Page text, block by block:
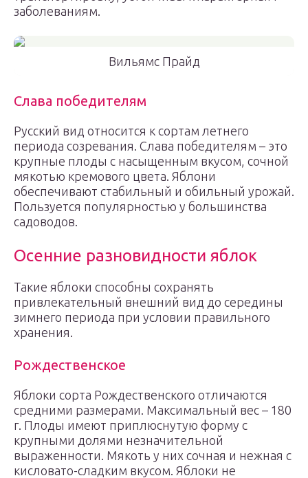
заболеваниям.
Вильямс Прайд
Слава победителям
Русский вид относится к сортам летнего
периода созревания. Слава победителям – это
крупные плоды с насыщенным вкусом, сочной
мякотью кремового цвета. Яблони
обеспечивают стабильный и обильный урожай.
Пользуется популярностью у большинства
садоводов.
Осенние разновидности яблок
Такие яблоки способны сохранять
привлекательный внешний вид до середины
зимнего периода при условии правильного
хранения.
Рождественское
Яблоки сорта Рождественского отличаются
средними размерами. Максимальный вес – 180
г. Плоды имеют приплюснутую форму с
крупными долями незначительной
выраженности. Мякоть у них сочная и нежная с
кисловато-сладким вкусом. Яблоки не